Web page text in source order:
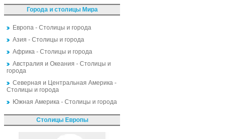
Города и столицы Мира
Европа - Столицы и города
Азия - Столицы и города
Африка - Столицы и города
Австралия и Океания - Столицы и
города
Северная и Центральная Америка -
Столицы и города
Южная Америка - Столицы и города
Столицы Европы